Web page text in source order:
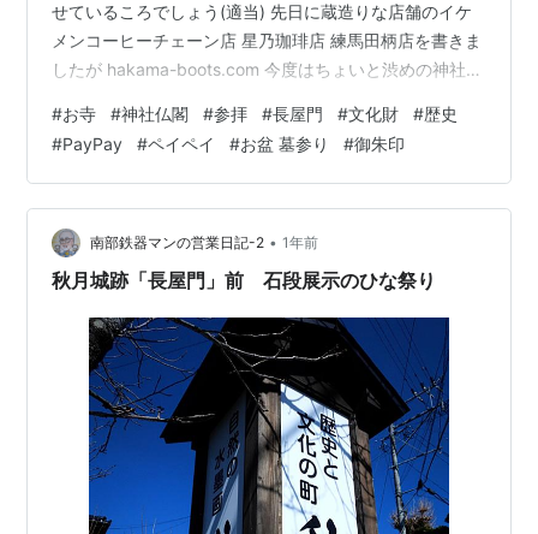
せているころでしょう(適当) 先日に蔵造りな店舗のイケ
メンコーヒーチェーン店 星乃珈琲店 練馬田柄店を書きま
したが hakama-boots.com 今度はちょいと渋めの神社仏
ですけど。 都営大江戸線の練馬春日町駅から徒歩6分ほ
ど(Googleマップ)で抜群のアクセス 愛染院 観音寺 藍染
惣右介？？(BLEACH感) いつも名言ばかり喋ってるやべ
ーおっさんじゃん、黒棺とか人気過ぎんだろ！ とボケた
ところで愛染明王のほうです。そもそも…
#お寺 #神社仏閣 #参拝 #長屋門 #文化財 #歴史
#PayPay #ペイペイ #お盆 墓参り #御朱印
南部鉄器マンの営業日記-2 • 1年前
秋月城跡「長屋門」前 石段展示のひな祭り